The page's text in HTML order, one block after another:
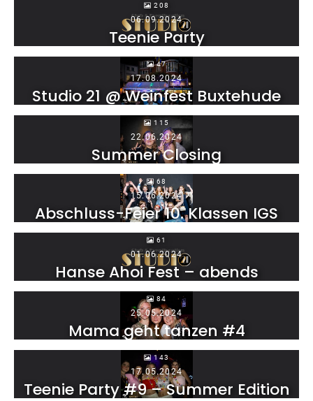
208
06.09.2024
Teenie Party
47
17.08.2024
Studio 21 @ Weinfest Buxtehude
115
22.06.2024
Summer Closing
68
15.06.2024
Abschluss-Feier 10. Klassen IGS
61
01.06.2024
Hanse Ahoi Fest – abends
84
25.05.2024
Mama geht tanzen #4
143
17.05.2024
Teenie Party #9 – Summer Edition